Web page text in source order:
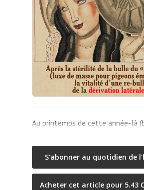
Au printemps de cette année-là
S'abonner au quotidien de
Acheter cet article pour 5.43